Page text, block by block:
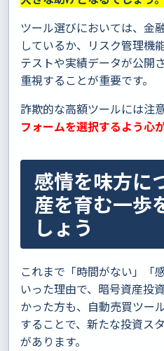
ツール選びにおいては、金
しているか、リスク管理機
テストや実績データが公開
重視することが重要です。
詐欺的な高額ツールには注意
フォームを選択するよう心
感情を味方に
産を育む一歩
しょう
これまで「時間がない」「
いった理由で、暗号資産投
かった方も、自動売買ツー
することで、新たな投資ス
があります。